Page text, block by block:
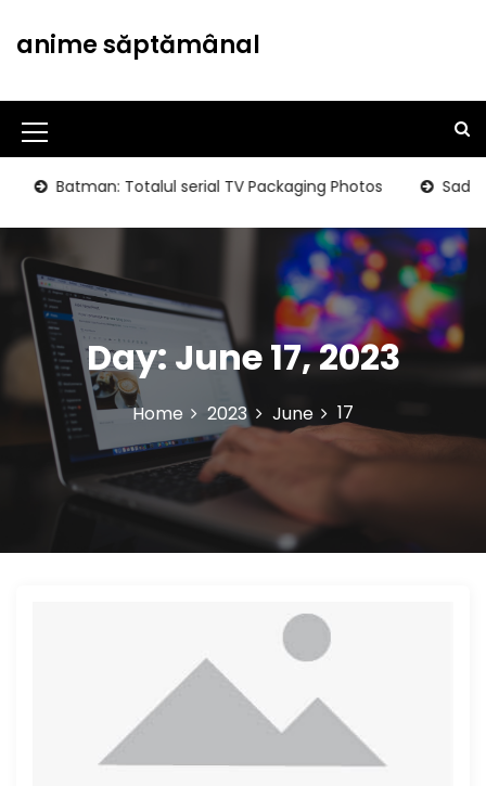
t
c
t
anime săptămânal
M
e
n
u
I
c
o
n
Batman: Totalul serial TV Packaging Photos Sad
Day: June 17, 2023
Home 2023 June 17